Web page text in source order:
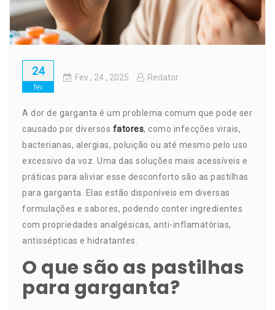
24
fev
Fev , 24 , 2025 Redator
A dor de garganta é um problema comum que pode ser
causado por diversos fatores, como infecções virais,
bacterianas, alergias, poluição ou até mesmo pelo uso
excessivo da voz. Uma das soluções mais acessíveis e
práticas para aliviar esse desconforto são as pastilhas
para garganta. Elas estão disponíveis em diversas
formulações e sabores, podendo conter ingredientes
com propriedades analgésicas, anti-inflamatórias,
antissépticas e hidratantes.
O que são as pastilhas
para garganta?